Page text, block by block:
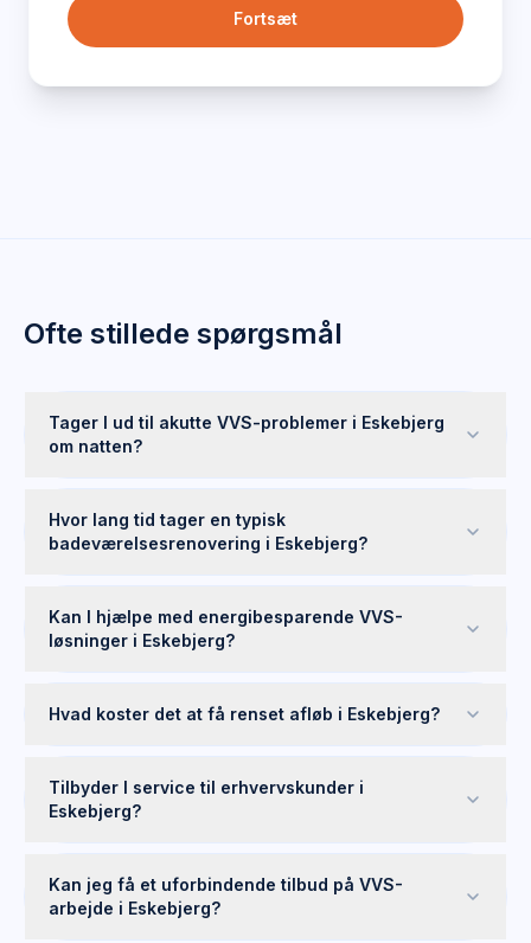
Fortsæt
Ofte stillede spørgsmål
Tager I ud til akutte VVS-problemer i Eskebjerg
om natten?
Hvor lang tid tager en typisk
badeværelsesrenovering i Eskebjerg?
Kan I hjælpe med energibesparende VVS-
løsninger i Eskebjerg?
Hvad koster det at få renset afløb i Eskebjerg?
Tilbyder I service til erhvervskunder i
Eskebjerg?
Kan jeg få et uforbindende tilbud på VVS-
arbejde i Eskebjerg?